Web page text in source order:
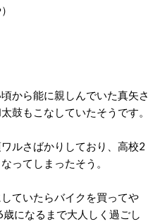
から能に親しんでいた真矢さ
鼓もこなしていたそうです。
ルさばかりしており、高校2
ってしまったそう。
ていたらバイクを買ってや
になるまで大人しく過ごし